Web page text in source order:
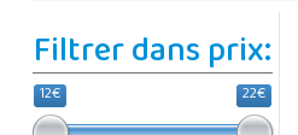
Filtrer dans prix:
12€ 22€